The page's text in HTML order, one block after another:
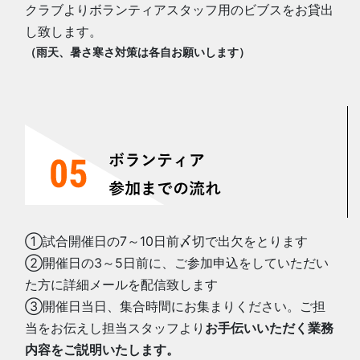
クラブよりボランティアスタッフ用のビブスをお貸出
し致します。
（雨天、暑さ寒さ対策は各自お願いします）
①試合開催日の7～10日前〆切で出欠をとります
②開催日の3～5日前に、ご参加申込をしていただい
た方に詳細メールを配信致します
③開催日当日、集合時間にお集まりください。ご担
当をお伝えし担当スタッフより お手伝いいただく業務
内容をご説明いたします。